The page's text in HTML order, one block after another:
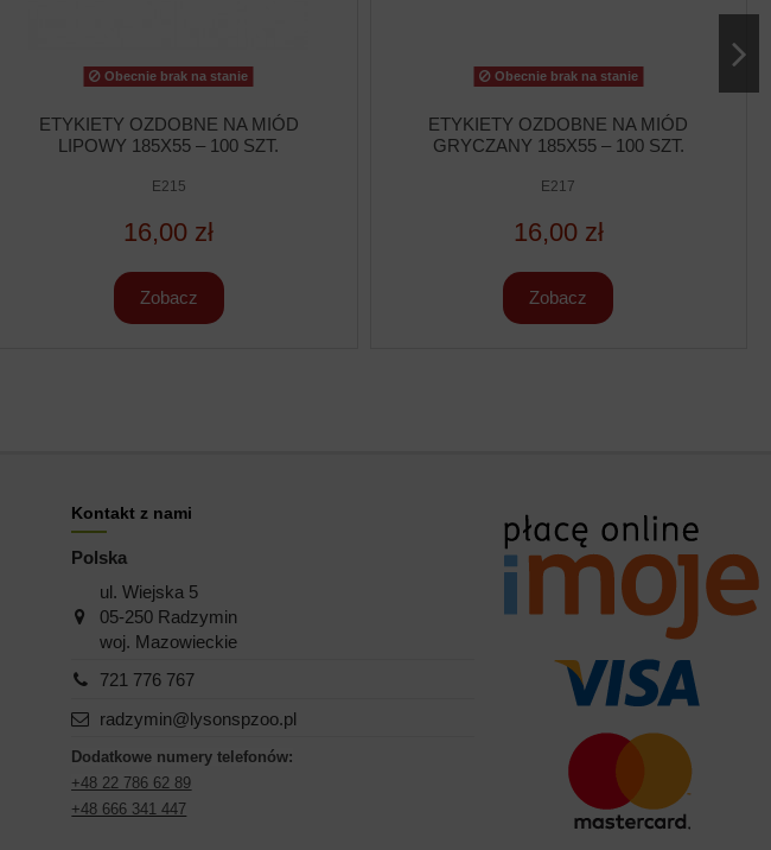
Obecnie brak na stanie
ETYKIETY OZDOBNE NA MIÓD
LIPOWY 185X55 – 100 SZT.
E215
16,00 zł
Zobacz
Obecnie brak na stanie
ETYKIETY OZDOBNE NA MIÓD
GRYCZANY 185X55 – 100 SZT.
E217
16,00 zł
Zobacz
Kontakt z nami
Polska
ul. Wiejska 5
05-250 Radzymin
woj. Mazowieckie
721 776 767
radzymin@lysonspzoo.pl
Dodatkowe numery telefonów:
+48 22 786 62 89
+48 666 341 447